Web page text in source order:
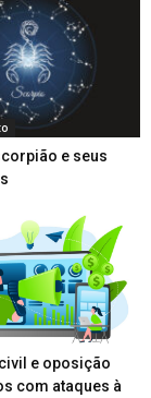
e seus
e oposição
com ataques à